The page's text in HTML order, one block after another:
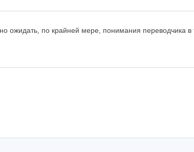
ожидать, по крайней мере, понимания переводчика в